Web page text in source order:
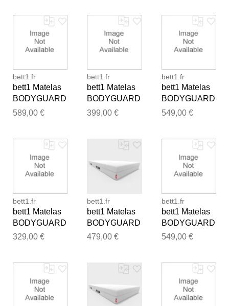
bett1.fr
bett1 Matelas
BODYGUARD
®, fermeté
589,00 €
bett1.fr
bett1 Matelas
BODYGUARD
®, fermeté
399,00 €
bett1.fr
bett1 Matelas
BODYGUARD
®, fermeté
549,00 €
bett1.fr
bett1 Matelas
BODYGUARD
®, fermeté
329,00 €
bett1.fr
bett1 Matelas
BODYGUARD
®, fermeté
479,00 €
bett1.fr
bett1 Matelas
BODYGUARD
®, fermeté
549,00 €
Merci pour votre avis
Notre équipe va maintenant
examiner vos commentaires